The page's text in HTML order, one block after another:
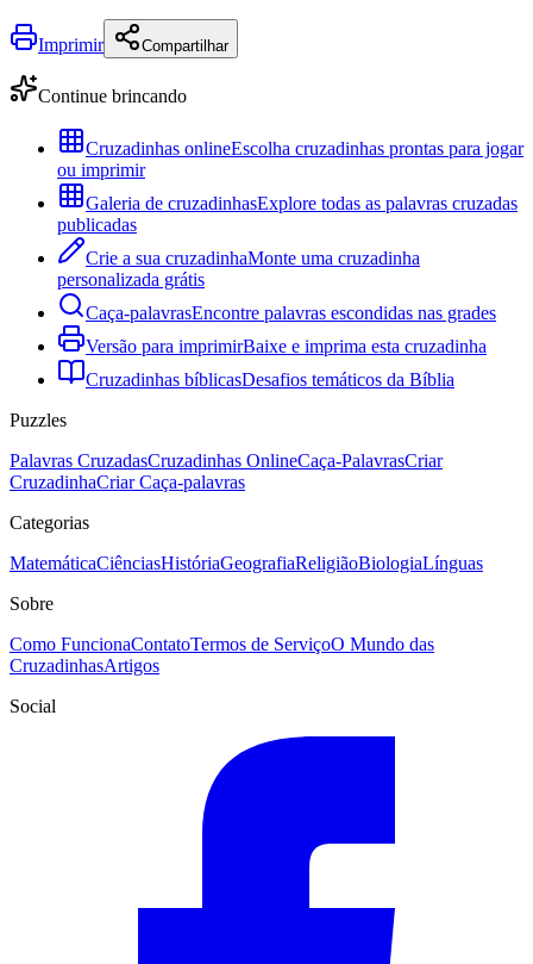
Imprimir Compartilhar
Continue brincando
Cruzadinhas onlineEscolha cruzadinhas prontas para jogar
ou imprimir
Galeria de cruzadinhasExplore todas as palavras cruzadas
publicadas
Crie a sua cruzadinhaMonte uma cruzadinha
personalizada grátis
Caça-palavrasEncontre palavras escondidas nas grades
Versão para imprimirBaixe e imprima esta cruzadinha
Cruzadinhas bíblicasDesafios temáticos da Bíblia
Puzzles
Palavras CruzadasCruzadinhas OnlineCaça-PalavrasCriar
CruzadinhaCriar Caça-palavras
Categorias
MatemáticaCiênciasHistóriaGeografiaReligiãoBiologiaLínguas
Sobre
Como FuncionaContatoTermos de ServiçoO Mundo das
CruzadinhasArtigos
Social